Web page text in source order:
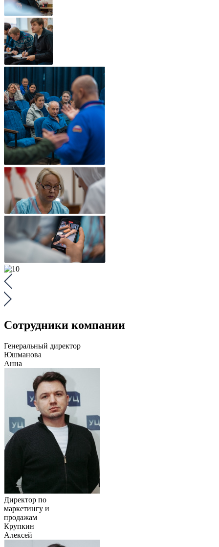
Сотрудники компании
Генеральный директор
Юшманова
Анна
Директор по
маркетингу и
продажам
Крупкин
Алексей